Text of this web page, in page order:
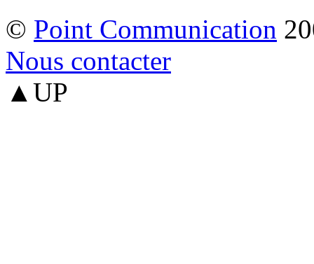
© Point Communication
Nous contacter
▲UP